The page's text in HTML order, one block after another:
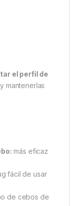
el perfil de
mantenerlas
más eficaz
fácil de usar
de cebos de